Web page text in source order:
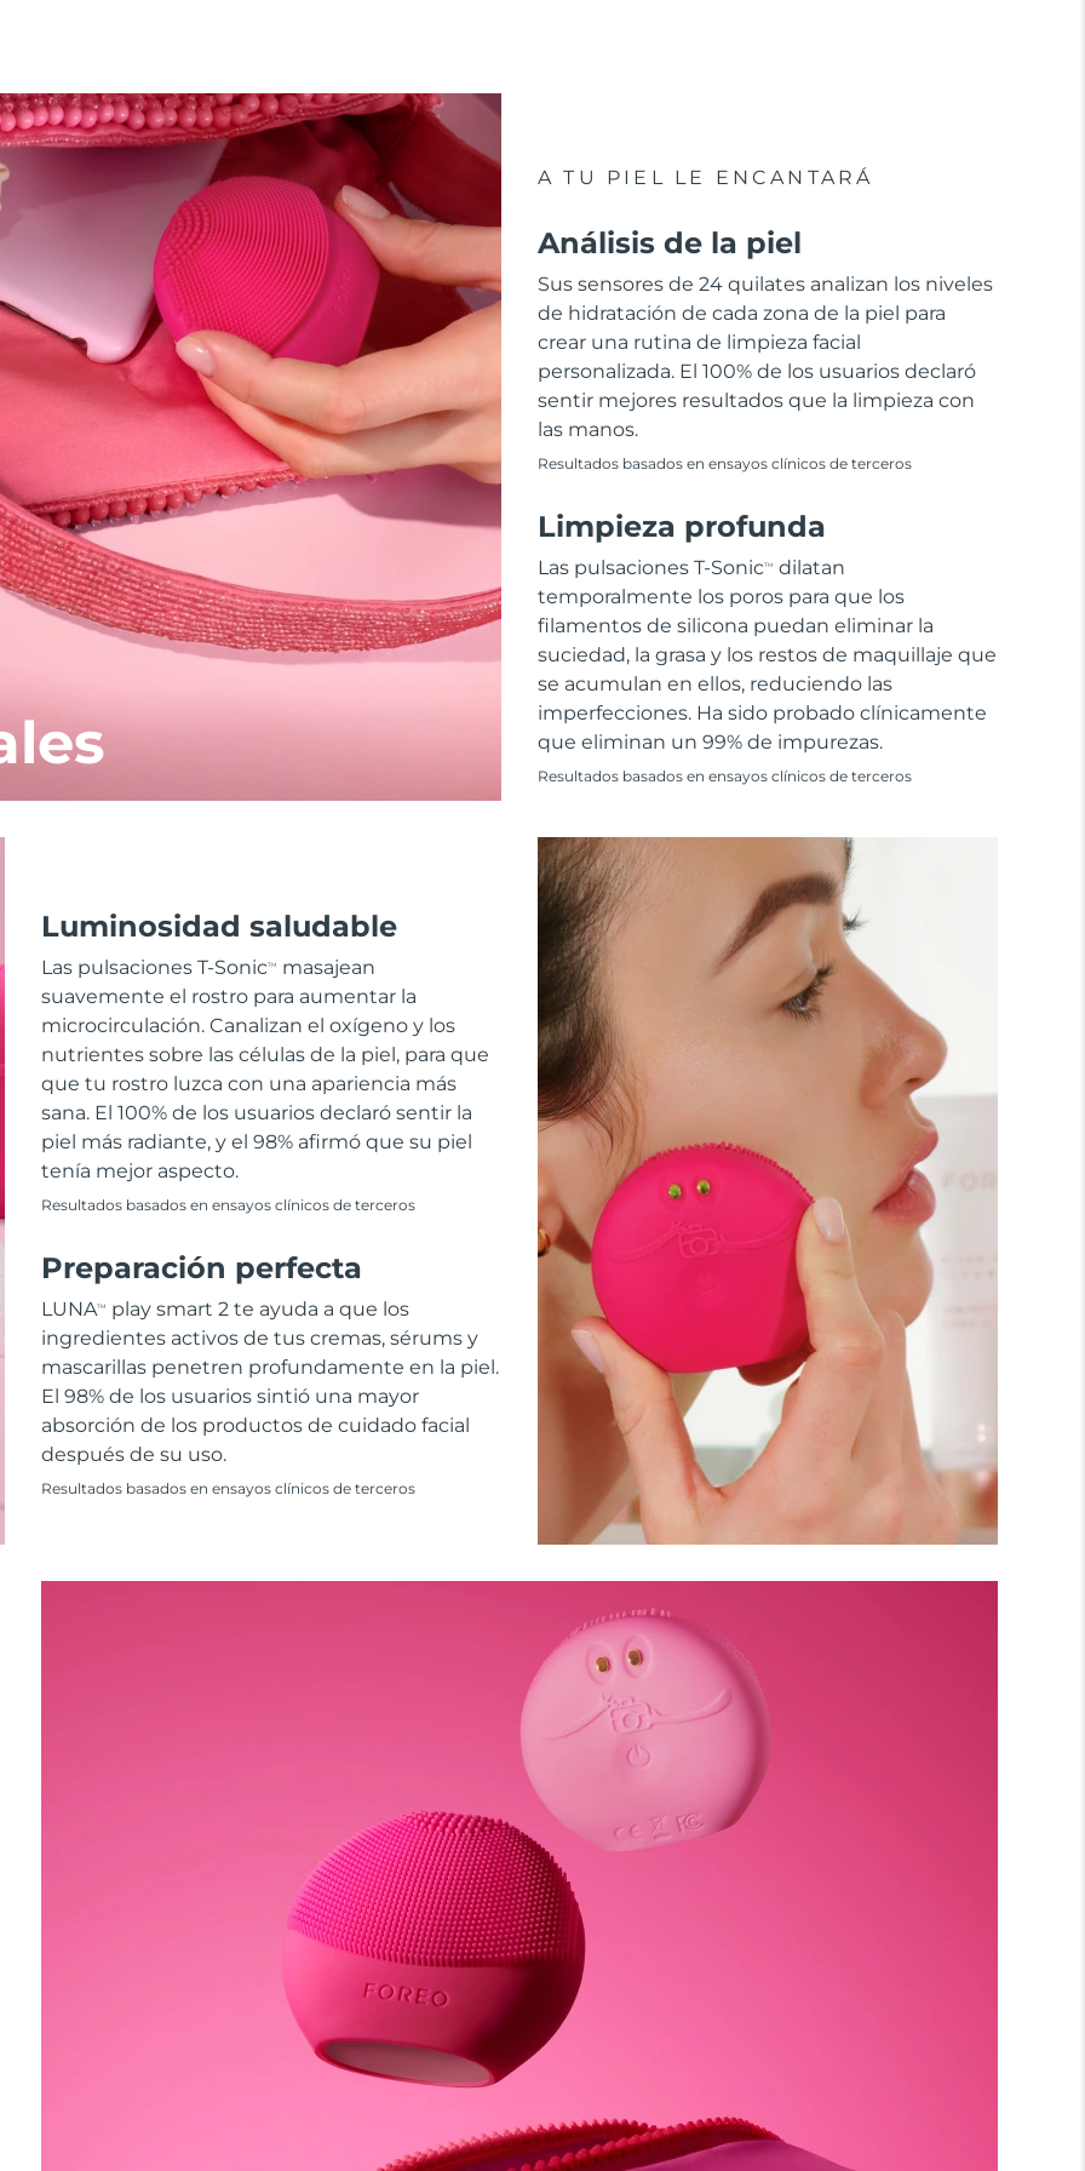
A TU PIEL LE ENCANTARÁ
Análisis de la piel
Sus sensores de 24 quilates analizan los niveles
de hidratación de cada zona de la piel para
crear una rutina de limpieza facial
personalizada. El 100% de los usuarios declaró
sentir mejores resultados que la limpieza con
las manos.
Resultados basados en ensayos clínicos de terceros
Limpieza profunda
Las pulsaciones T-SonicTM
dilatan
temporalmente los poros para que los
filamentos de silicona puedan eliminar la
suciedad, la grasa y los restos de maquillaje que
se acumulan en ellos, reduciendo las
imperfecciones. Ha sido probado clínicamente
que eliminan un 99% de impurezas.
Resultados basados en ensayos clínicos de terceros
Luminosidad saludable
Las pulsaciones T-SonicTM
masajean
suavemente el rostro para aumentar la
microcirculación. Canalizan el oxígeno y los
nutrientes sobre las células de la piel, para que
que tu rostro luzca con una apariencia más
sana. El 100% de los usuarios declaró sentir la
piel más radiante, y el 98% afirmó que su piel
tenía mejor aspecto.
Resultados basados en ensayos clínicos de terceros
Preparación perfecta
LUNATM
play smart 2 te ayuda a que los
ingredientes activos de tus cremas, sérums y
mascarillas penetren profundamente en la piel.
El 98% de los usuarios sintió una mayor
absorción de los productos de cuidado facial
después de su uso.
Resultados basados en ensayos clínicos de terceros